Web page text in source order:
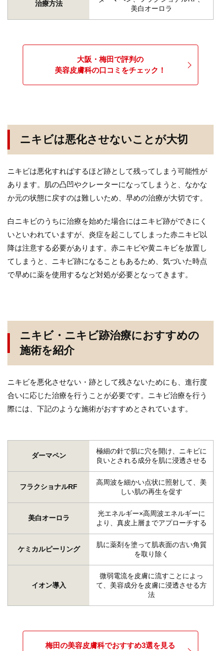
治療方法
美白オーロラ
大阪・梅田で評判の
美容皮膚科の口コミをチェック！
ニキビは悪化させないことが大切
ニキビは悪化すればするほど跡として残ってしまう可能性が
あります。肌の凸凹やクレーターになってしまうと、なかな
か元の状態に戻すのは難しいため、早めの治療が大切です。
白ニキビのうちに治療を始めた場合にはニキビ跡ができにく
いといわれていますが、炎症を起こしてしまった赤ニキビ以
降は注意する必要があります。赤ニキビや黄ニキビを放置し
てしまうと、ニキビ跡になることもあるため、気づいた時点
で早めに薬を使用するなど対処が必要となってきます。
ニキビ・ニキビ跡治療におすすめの
施術を紹介
ニキビを悪化させない・跡として残さないためにも、進行度
合いに応じた治療を行うことが必要です。ニキビ治療を行う
際には、下記のような施術がおすすめとされています。
ダーマペン
極細の針で肌に穴を開け、ニキビに
良いとされる成分を肌に浸透させる
フラクショナルRF
高周波を細かい点状に照射して、美
しい肌の再生を促す
美白オーロラ
光エネルギー×高周波エネルギーに
より、真皮上層までアプローチする
ケミカルピーリング
肌に薬剤を塗って肌表面の古い角質
を取り除く
イオン導入
微弱電流を皮膚に流すことによっ
て、美容成分を皮膚に浸透させる方
法
梅田の美容皮膚科でおすすめ3選を見る